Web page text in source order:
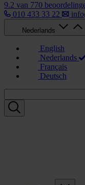
9.2 van 770
010 433 33 22
Nederlands
English
Nederlands
Français
Deutsch